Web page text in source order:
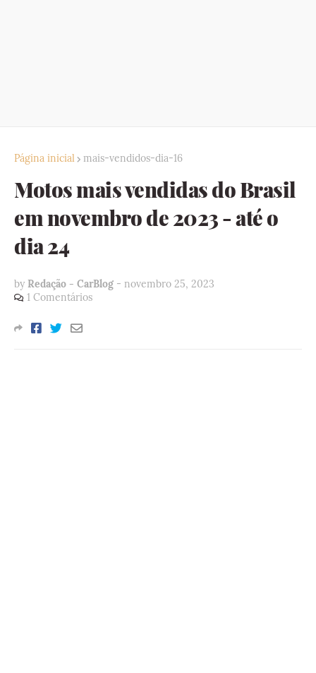
Página inicial mais-vendidos-dia-16
Motos mais vendidas do Brasil
em novembro de 2023 - até o
dia 24
by Redação - CarBlog - novembro 25, 2023
1 Comentários